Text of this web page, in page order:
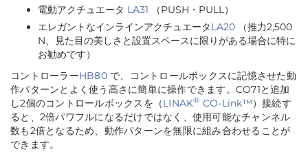
電動アクチュエータ LA31
（PUSH・PULL）
エレガントなインラインアクチュエータLA20
（推力2,500
N、見た目の美しさと設置スペースに限りがある場合に特に
お勧めです）
コントローラーHB80 で、コントロールボックスに記憶させた動
作パターンとよく使う高さに簡単に操作できます。CO71と追加
し2個のコントロールボックスを（LINAK® CO-Link™）接続す
ると、2倍パワフルになるだけではなく、使用可能なチャンネル
数も2倍となるため、動作パターンを無限に組み合わせることが
できます。